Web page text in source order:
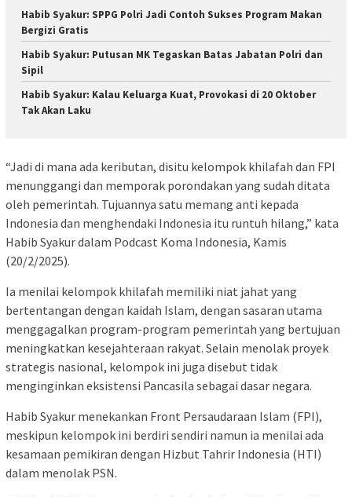
Habib Syakur: SPPG Polri Jadi Contoh Sukses Program Makan
Bergizi Gratis
Habib Syakur: Putusan MK Tegaskan Batas Jabatan Polri dan
Sipil
Habib Syakur: Kalau Keluarga Kuat, Provokasi di 20 Oktober
Tak Akan Laku
“Jadi di mana ada keributan, disitu kelompok khilafah dan FPI
menunggangi dan memporak porondakan yang sudah ditata
oleh pemerintah. Tujuannya satu memang anti kepada
Indonesia dan menghendaki Indonesia itu runtuh hilang,” kata
Habib Syakur dalam Podcast Koma Indonesia, Kamis
(20/2/2025).
Ia menilai kelompok khilafah memiliki niat jahat yang
bertentangan dengan kaidah Islam, dengan sasaran utama
menggagalkan program-program pemerintah yang bertujuan
meningkatkan kesejahteraan rakyat. Selain menolak proyek
strategis nasional, kelompok ini juga disebut tidak
menginginkan eksistensi Pancasila sebagai dasar negara.
Habib Syakur menekankan Front Persaudaraan Islam (FPI),
meskipun kelompok ini berdiri sendiri namun ia menilai ada
kesamaan pemikiran dengan Hizbut Tahrir Indonesia (HTI)
dalam menolak PSN.